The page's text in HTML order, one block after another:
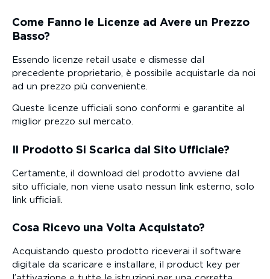
Come Fanno le Licenze ad Avere un Prezzo
Basso?
Essendo licenze retail usate e dismesse dal
precedente proprietario, è possibile acquistarle da noi
ad un prezzo più conveniente.
Queste licenze ufficiali sono conformi e garantite al
miglior prezzo sul mercato.
Il Prodotto Si Scarica dal Sito Ufficiale?
Certamente, il download del prodotto avviene dal
sito ufficiale, non viene usato nessun link esterno, solo
link ufficiali.
Cosa Ricevo una Volta Acquistato?
Acquistando questo prodotto riceverai il software
digitale da scaricare e installare, il product key per